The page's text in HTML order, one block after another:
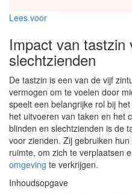
(Accesskey
Spring
Organisaties
Spring
Social
media
Lees voor
Impact van tastzin
slechtzienden
De tastzin is een van de vijf
vermogen om te voelen door
speelt een belangrijke rol bij
het uitvoeren van taken en het
blinden en slechtzienden is de
voor zienden. Zij gebruiken
ruimte, om zich te verplaatsen
omgeving te verkrijgen.
Inhoudsopgave